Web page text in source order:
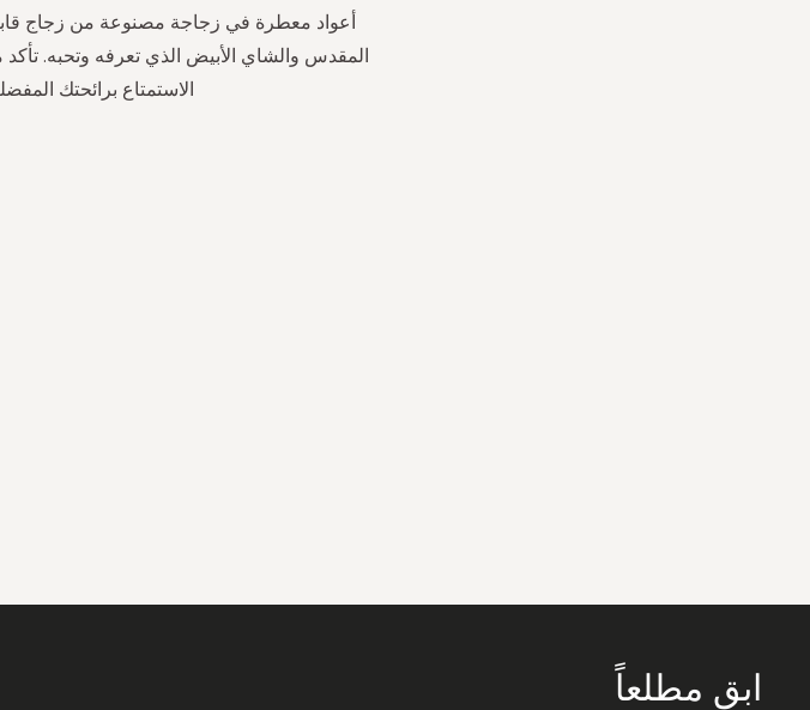
أعواد معطرة في زجاجة مصنوعة من زجاج
المقدس والشاي الأبيض الذي تعرفه وتحبه.
الاستمتاع برائحتك المفضلة
ابق مطلعاً